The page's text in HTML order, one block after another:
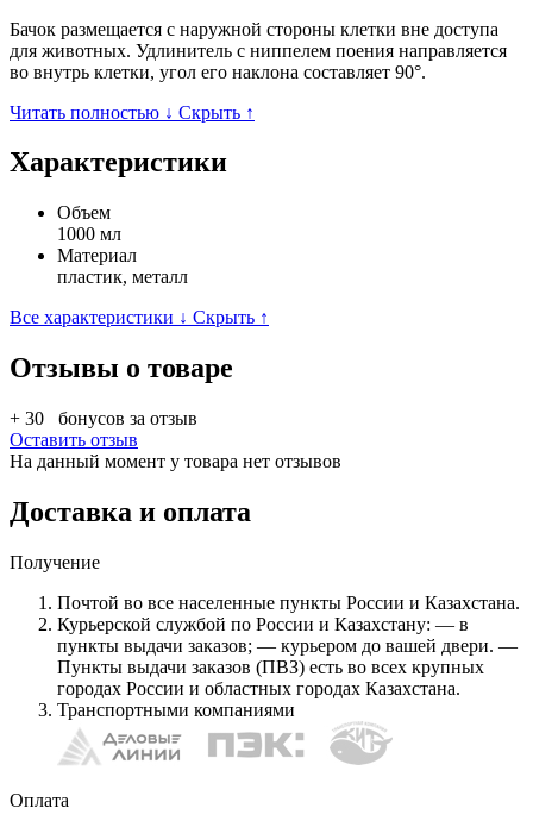
Бачок размещается с наружной стороны клетки вне доступа
для животных. Удлинитель с ниппелем поения направляется
во внутрь клетки, угол его наклона составляет 90°.
Читать полностью ↓ Скрыть ↑
Характеристики
Объем
1000 мл
Материал
пластик, металл
Все характеристики ↓ Скрыть ↑
Отзывы о товаре
+ 30
бонусов за отзыв
Оставить отзыв
На данный момент у товара нет отзывов
Доставка и оплата
Получение
Почтой во все населенные пункты России и Казахстана.
Курьерской службой по России и Казахстану: — в
пункты выдачи заказов; — курьером до вашей двери. —
Пункты выдачи заказов (ПВЗ) есть во всех крупных
городах России и областных городах Казахстана.
Транспортными компаниями
Оплата